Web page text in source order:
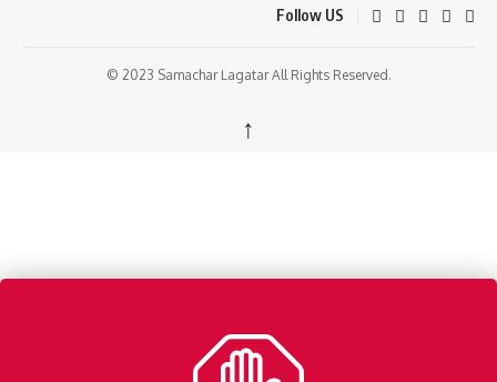
Follow US
© 2023 Samachar Lagatar All Rights Reserved.
↑